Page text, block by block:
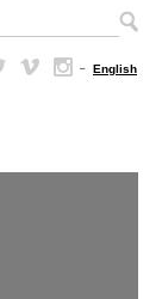
– English